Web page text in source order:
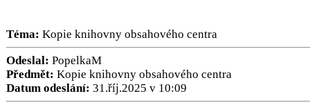
Téma: Kopie knihovny obsahového centra
Odeslal: PopelkaM
Předmět: Kopie knihovny obsahového centra
Datum odeslání: 31.říj.2025 v 10:09